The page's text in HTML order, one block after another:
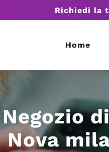
Richiedi la
Home